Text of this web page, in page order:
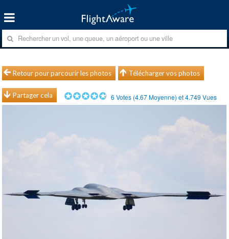
Retour pour parcourir les photos Télécharger vos photos
Partager cela 6 Votes (4.67Moyenne) et4.749 Vues